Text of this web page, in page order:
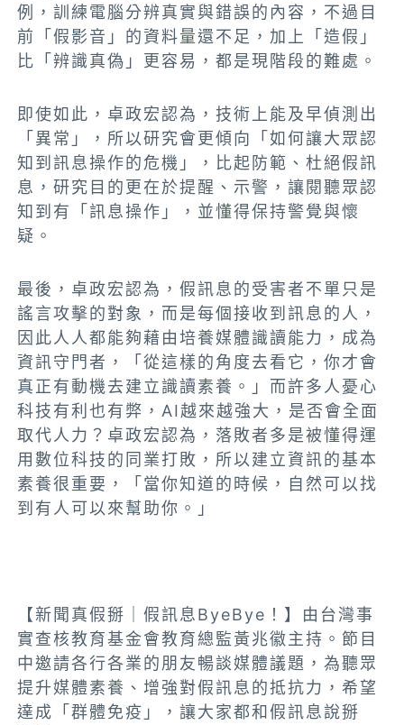
例，訓練電腦分辨真實與錯誤的內容，不過目
前「假影音」的資料量還不足，加上「造假」
比「辨識真偽」更容易，都是現階段的難處。
即使如此，卓政宏認為，技術上能及早偵測出
「異常」，所以研究會更傾向「如何讓大眾認
知到訊息操作的危機」，比起防範、杜絕假訊
息，研究目的更在於提醒、示警，讓閱聽眾認
知到有「訊息操作」，並懂得保持警覺與懷
疑。
最後，卓政宏認為，假訊息的受害者不單只是
謠言攻擊的對象，而是每個接收到訊息的人，
因此人人都能夠藉由培養媒體識讀能力，成為
資訊守門者，「從這樣的角度去看它，你才會
真正有動機去建立識讀素養。」而許多人憂心
科技有利也有弊，AI越來越強大，是否會全面
取代人力？卓政宏認為，落敗者多是被懂得運
用數位科技的同業打敗，所以建立資訊的基本
素養很重要，「當你知道的時候，自然可以找
到有人可以來幫助你。」​​
【新聞真假掰｜假訊息ByeBye！】由台灣事
實查核教育基金會教育總監黃兆徽主持。節目
中邀請各行各業的朋友暢談媒體議題，為聽眾
提升媒體素養、增強對假訊息的抵抗力，希望
達成「群體免疫」，讓大家都和假訊息說掰